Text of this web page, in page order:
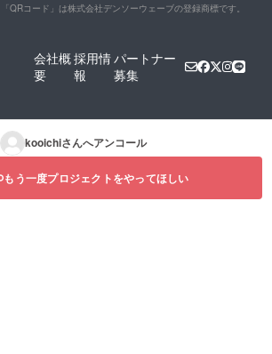
「QRコード」は株式会社デンソーウェーブの登録商標です。
会社概
要
採用情
報
パートナー
募集
kooichiさんへアンコール
もう一度プロジェクトをやってほしい